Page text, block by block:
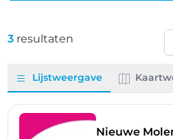
3 resultaten
Lijstweergave
Nieuwe